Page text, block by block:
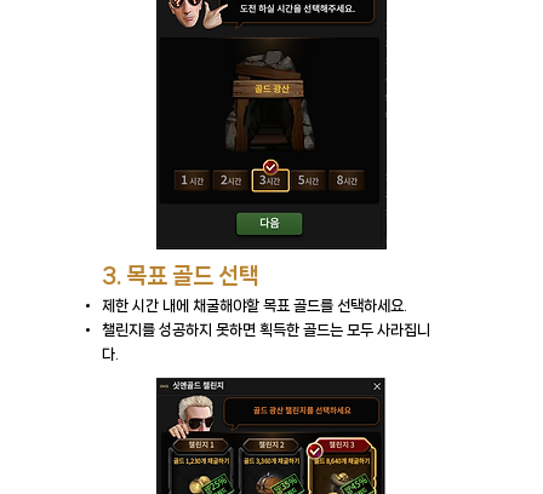
3. 목표 골드 선택
제한 시간 내에 채굴해야할 목표 골드를 선택하세요.
챌린지를 성공하지 못하면 획득한 골드는 모두 사라집니
다.